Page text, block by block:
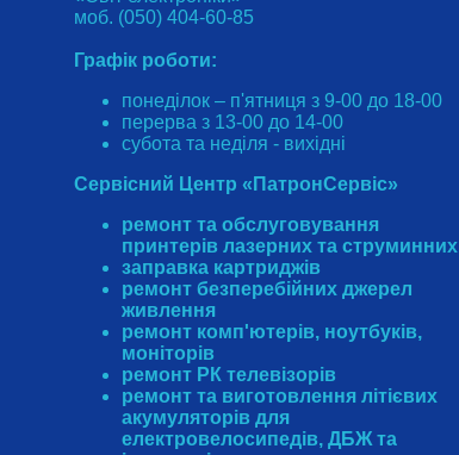
моб. (050) 404-60-85
Графік роботи:
понеділок – п'ятниця з 9-00 до 18-00
перерва з 13-00 до 14-00
субота та неділя - вихідні
Сервісний Центр «ПатронСервіс»
ремонт та обслуговування
принтерів лазерних та струминних
заправка картриджів
ремонт безперебійних джерел
живлення
ремонт комп'ютерів, ноутбуків,
моніторів
ремонт РК телевізорів
ремонт та виготовлення літієвих
акумуляторів для
електровелосипедів, ДБЖ та